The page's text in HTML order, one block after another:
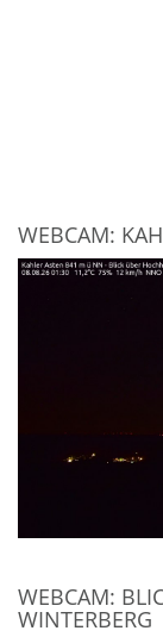
WEBCAM:
WEBCAM:
WINTERBERG